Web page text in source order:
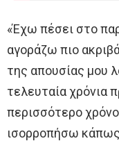
«Έχω πέσει στο
αγοράζω πιο
της απουσίας μου
τελευταία χρόνια
περισσότερο
ισορροπήσω κάπως